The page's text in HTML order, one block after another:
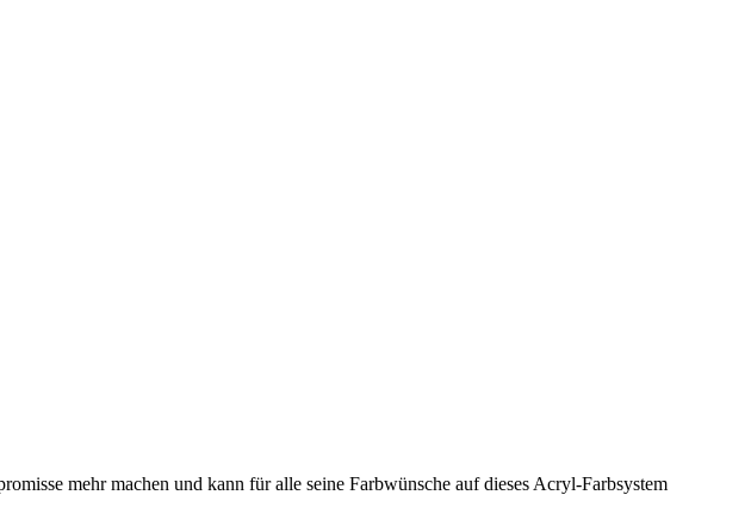
mehr machen und kann für alle seine Farbwünsche auf dieses Acryl-Farbsystem